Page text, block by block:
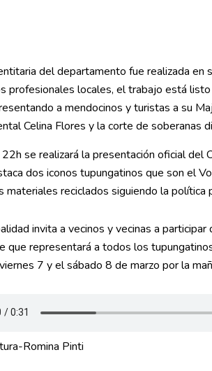
del departamento fue realizada en
profesionales locales, el trabajo está
a mendocinos y turistas a su
Celina Flores y la corte de soberanas
se realizará la presentación oficial del
dos iconos tupungatinos que son el
materiales reciclados siguiendo la
invita a vecinos y vecinas a
que representará a todos los
7 y el sábado 8 de marzo por la
Romina Pinti